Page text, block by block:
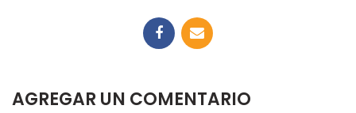
AGREGAR UN COMENTARIO